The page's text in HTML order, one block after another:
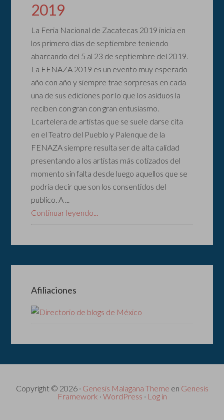
2019
La Feria Nacional de Zacatecas 2019 inicia en
los primero días de septiembre teniendo
abarcando del 5 al 23 de septiembre del 2019.
La FENAZA 2019 es un evento muy esperado
año con año y siempre trae sorpresas en cada
una de sus ediciones por lo que los asiduos la
reciben con gran con gran entusiasmo.
Lcartelera de artistas que se suele darse cita
en el Teatro del Pueblo y Palenque de la
FENAZA siempre resulta ser de alta calidad
presentando a los artistas más cotizados del
momento sin falta desde luego aquellos que se
podría decir que son los consentidos del
publico. A ...
Continuar leyendo...
Afiliaciones
Copyright © 2026 · Genesis Malagana Theme en Genesis
Framework · WordPress · Log in